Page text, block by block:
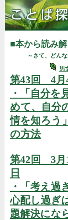
■本から読み
～さて、どんな
男
第43回 4月
・「自分を
めて、自分
情を知ろう
の方法
第42回 3月
日
・「考え過
心配し過ぎ
題解決にな